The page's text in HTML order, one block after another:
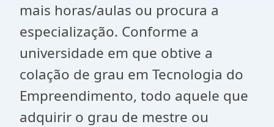
mais horas/aulas ou procura a
especialização. Conforme a
universidade em que obtive a
colação de grau em Tecnologia do
Empreendimento, todo aquele que
adquirir o grau de mestre ou